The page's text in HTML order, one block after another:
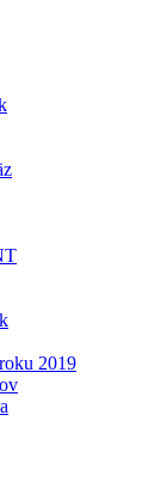
2019